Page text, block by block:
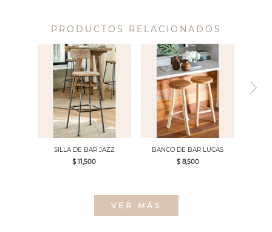
PRODUCTOS RELACIONADOS
SILLA DE BAR JAZZ
$ 11,500
BANCO DE BAR LUCAS
$ 8,500
VER MÁS